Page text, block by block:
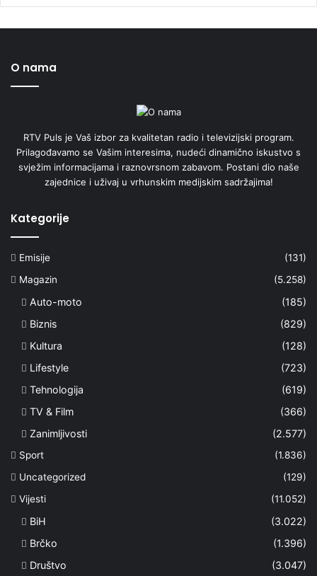
O nama
RTV Puls je Vaš izbor za kvalitetan radio i televizijski program.
Prilagođavamo se Vašim interesima, nudeći dinamično iskustvo s
svježim informacijama i raznovrsnom zabavom. Postani dio naše
zajednice i uživaj u vrhunskim medijskim sadržajima!
Kategorije
Emisije
(131)
Magazin
(5.258)
Auto-moto
(185)
Biznis
(829)
Kultura
(128)
Lifestyle
(723)
Tehnologija
(619)
TV & Film
(366)
Zanimljivosti
(2.577)
Sport
(1.836)
Uncategorized
(129)
Vijesti
(11.052)
BiH
(3.022)
Brčko
(1.396)
Društvo
(3.047)